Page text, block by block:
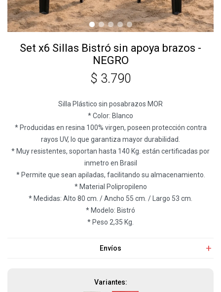
Set x6 Sillas Bistró sin apoya brazos -
NEGRO
$ 3.790
Silla Plástico sin posabrazos MOR
* Color: Blanco
* Producidas en resina 100% virgen, poseen protección contra
rayos UV, lo que garantiza mayor durabilidad.
* Muy resistentes, soportan hasta 140 Kg. están certificadas por
inmetro en Brasil
* Permite que sean apiladas, facilitando su almacenamiento.
* Material Polipropileno
* Medidas: Alto 80 cm. / Ancho 55 cm. / Largo 53 cm.
* Modelo: Bistró
* Peso 2,35 Kg.
Envíos
Variantes: